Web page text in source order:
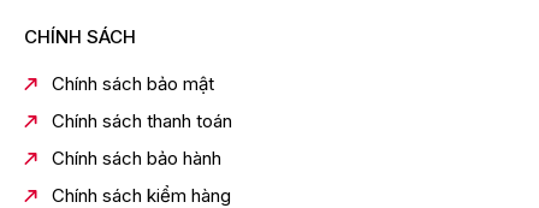
CHÍNH SÁCH
Chính sách bảo mật
Chính sách thanh toán
Chính sách bảo hành
Chính sách kiểm hàng